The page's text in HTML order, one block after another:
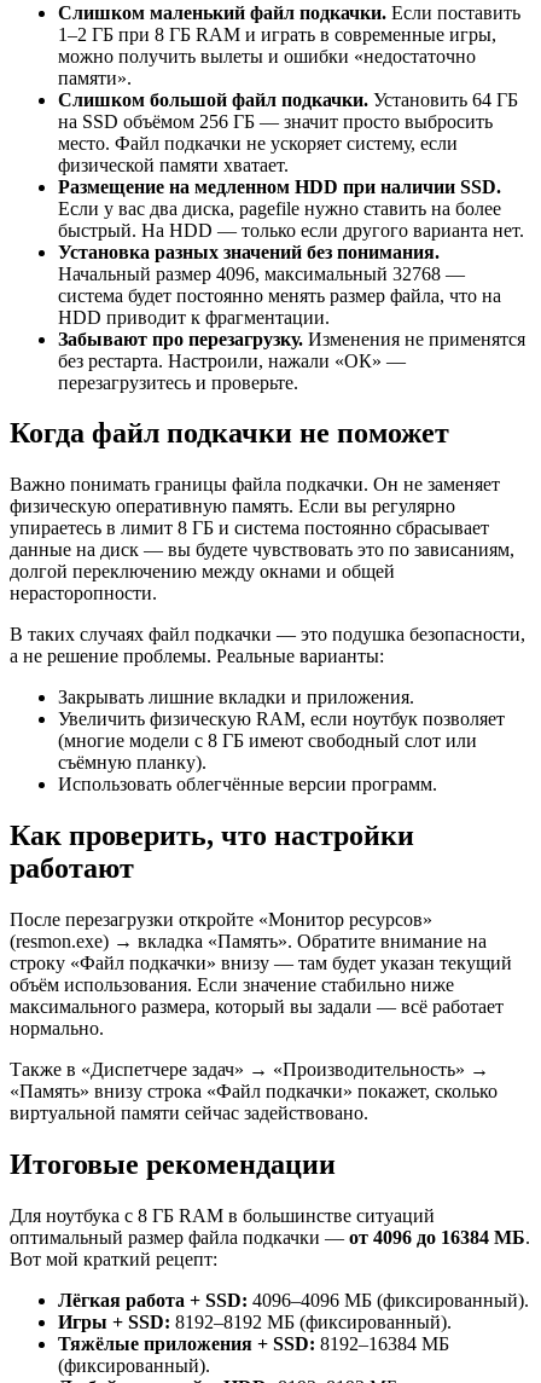
Слишком маленький файл подкачки. Если поставить
1–2 ГБ при 8 ГБ RAM и играть в современные игры,
можно получить вылеты и ошибки «недостаточно
памяти».
Слишком большой файл подкачки. Установить 64 ГБ
на SSD объёмом 256 ГБ — значит просто выбросить
место. Файл подкачки не ускоряет систему, если
физической памяти хватает.
Размещение на медленном HDD при наличии SSD.
Если у вас два диска, pagefile нужно ставить на более
быстрый. На HDD — только если другого варианта нет.
Установка разных значений без понимания.
Начальный размер 4096, максимальный 32768 —
система будет постоянно менять размер файла, что на
HDD приводит к фрагментации.
Забывают про перезагрузку. Изменения не применятся
без рестарта. Настроили, нажали «ОК» —
перезагрузитесь и проверьте.
Когда файл подкачки не поможет
Важно понимать границы файла подкачки. Он не заменяет
физическую оперативную память. Если вы регулярно
упираетесь в лимит 8 ГБ и система постоянно сбрасывает
данные на диск — вы будете чувствовать это по зависаниям,
долгой переключению между окнами и общей
нерасторопности.
В таких случаях файл подкачки — это подушка безопасности,
а не решение проблемы. Реальные варианты:
Закрывать лишние вкладки и приложения.
Увеличить физическую RAM, если ноутбук позволяет
(многие модели с 8 ГБ имеют свободный слот или
съёмную планку).
Использовать облегчённые версии программ.
Как проверить, что настройки
работают
После перезагрузки откройте «Монитор ресурсов»
(resmon.exe) → вкладка «Память». Обратите внимание на
строку «Файл подкачки» внизу — там будет указан текущий
объём использования. Если значение стабильно ниже
максимального размера, который вы задали — всё работает
нормально.
Также в «Диспетчере задач» → «Производительность» →
«Память» внизу строка «Файл подкачки» покажет, сколько
виртуальной памяти сейчас задействовано.
Итоговые рекомендации
Для ноутбука с 8 ГБ RAM в большинстве ситуаций
оптимальный размер файла подкачки — от 4096 до 16384 МБ.
Вот мой краткий рецепт:
Лёгкая работа + SSD: 4096–4096 МБ (фиксированный).
Игры + SSD: 8192–8192 МБ (фиксированный).
Тяжёлые приложения + SSD: 8192–16384 МБ
(фиксированный).